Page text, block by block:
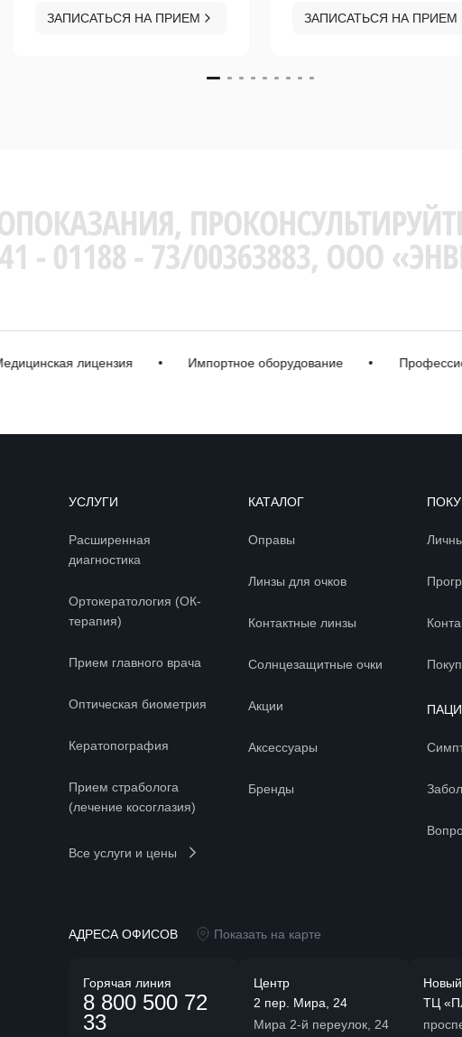
ЗАПИСАТЬСЯ НА ПРИЕМ ЗАПИСАТЬСЯ НА ПРИЕМ
лицензия Импортное оборудование
УСЛУГИ
Расширенная
диагностика
Ортокератология (ОК-
терапия)
Прием главного врача
Оптическая биометрия
Кератопография
Прием страболога
(лечение косоглазия)
Все услуги и цены
КАТАЛОГ
Оправы
Линзы для очков
Контактные линзы
Солнцезащитные очки
Акции
Аксессуары
Бренды
АДРЕСА ОФИСОВ Показать на карте
Горячая линия
8 800 500 72
33
Центр
2 пер. Мира, 24
Мира 2-й переулок, 24
ТЦ